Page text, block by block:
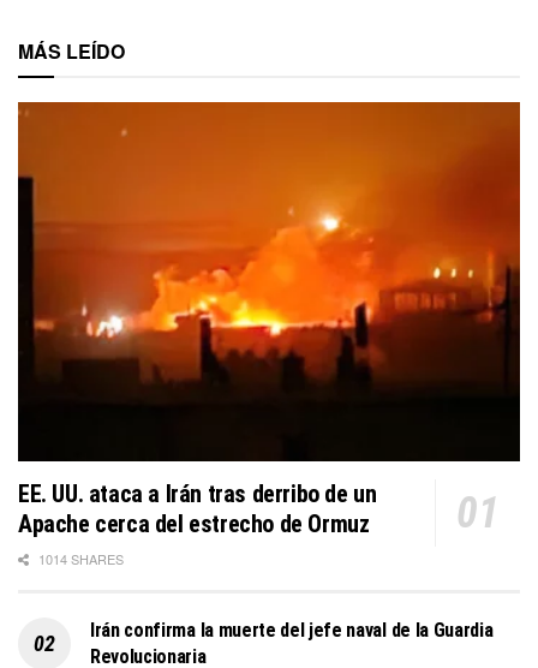
MÁS LEÍDO
EE. UU. ataca a Irán tras derribo de un
Apache cerca del estrecho de Ormuz
1014 SHARES
Irán confirma la muerte del jefe naval de la Guardia
Revolucionaria